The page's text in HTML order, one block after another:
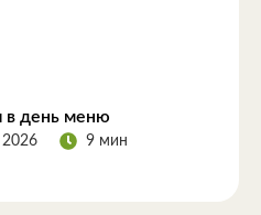
в день меню
2026 9 мин